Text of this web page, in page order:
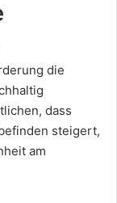
die
dass
steigert,
am